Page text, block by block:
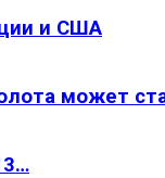
и США
может